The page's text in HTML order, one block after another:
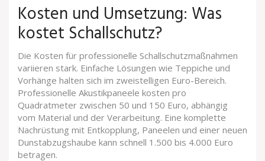
Kosten und Umsetzung: Was
kostet Schallschutz?
Die Kosten für professionelle Schallschutzmaßnahmen
variieren stark. Einfache Lösungen wie Teppiche und
Vorhänge halten sich im zweistelligen Euro-Bereich.
Professionelle Akustikpaneele kosten pro
Quadratmeter zwischen 50 und 150 Euro, abhängig
vom Material und der Verarbeitung. Eine komplette
Nachrüstung mit Entkopplung, Paneelen und einer neuen
Dunstabzugshaube kann schnell 1.500 bis 4.000 Euro
betragen.